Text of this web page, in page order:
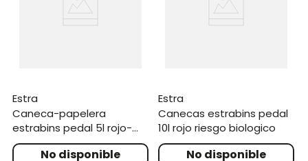
estra
caneca-papelera
estrabins pedal 5l rojo-
riesgo biologico
estra
canecas estrabins pedal
10l rojo riesgo biologico